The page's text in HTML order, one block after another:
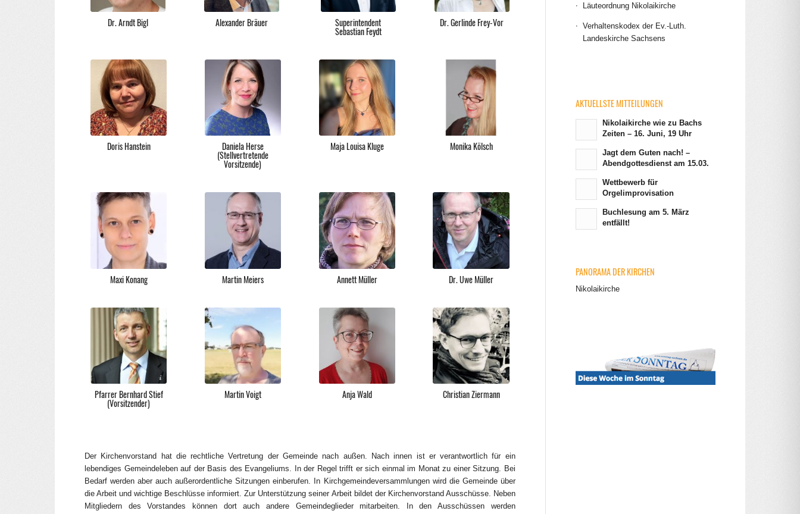
Dr. Arndt Bigl Alexander Bräuer Superintendent
Sebastian Feydt
Dr. Gerlinde Frey-Vor
Doris Hanstein Daniela Herse
(Stellvertretende
Vorsitzende)
Maja Louisa Kluge Monika Kölsch
Maxi Konang Martin Meiers Annett Müller Dr. Uwe Müller
Foto: Andreas Birkigt
Pfarrer Bernhard Stief
(Vorsitzender)
Martin Voigt Anja Wald Christian Ziermann
Der Kirchenvorstand hat die rechtliche Vertretung der Gemeinde nach außen. Nach innen ist er verantwortlich für ein
lebendiges Gemeindeleben auf der Basis des Evangeliums. In der Regel trifft er sich einmal im Monat zu einer Sitzung. Bei
Bedarf werden aber auch außerordentliche Sitzungen einberufen. In Kirchgemeindeversammlungen wird die Gemeinde über
die Arbeit und wichtige Beschlüsse informiert. Zur Unterstützung seiner Arbeit bildet der Kirchenvorstand Ausschüsse. Neben
Mitgliedern des Vorstandes können dort auch andere Gemeindeglieder mitarbeiten. In den Ausschüssen werden
Läuteordnung Nikolaikirche
Verhaltenskodex der Ev.-Luth.
Landeskirche Sachsens
AKTUELLSTE MITTEILUNGEN
Nikolaikirche wie zu Bachs
Zeiten – 16. Juni, 19 Uhr
Jagt dem Guten nach! –
Abendgottesdienst am 15.03.
Wettbewerb für
Orgelimprovisation
Buchlesung am 5. März
entfällt!
PANORAMA DER KIRCHEN
Nikolaikirche